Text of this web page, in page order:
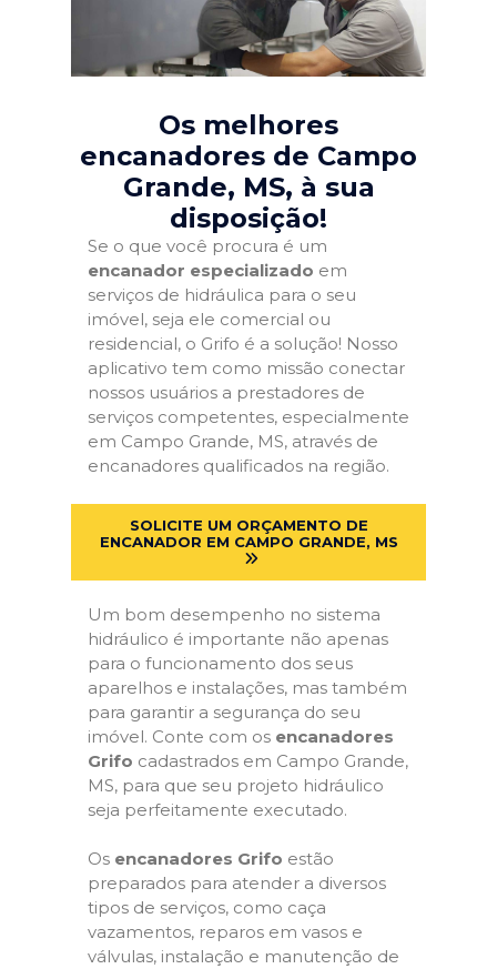
Os melhores
encanadores de Campo
Grande, MS, à sua
disposição!
Se o que você procura é um
encanador especializado em
serviços de hidráulica para o seu
imóvel, seja ele comercial ou
residencial, o Grifo é a solução! Nosso
aplicativo tem como missão conectar
nossos usuários a prestadores de
serviços competentes, especialmente
em Campo Grande, MS, através de
encanadores qualificados na região.
SOLICITE UM ORÇAMENTO DE
ENCANADOR EM CAMPO GRANDE, MS
Um bom desempenho no sistema
hidráulico é importante não apenas
para o funcionamento dos seus
aparelhos e instalações, mas também
para garantir a segurança do seu
imóvel. Conte com os encanadores
Grifo cadastrados em Campo Grande,
MS, para que seu projeto hidráulico
seja perfeitamente executado.
Os encanadores Grifo estão
preparados para atender a diversos
tipos de serviços, como caça
vazamentos, reparos em vasos e
válvulas, instalação e manutenção de